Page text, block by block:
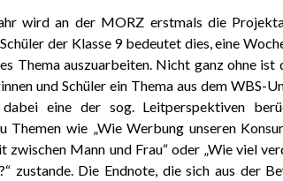
wird an der MORZ erstmals die
der Klasse 9 bedeutet dies, eine
Thema auszuarbeiten. Nicht ganz ohne
und Schüler ein Thema aus dem WBS-
eine der sog. Leitperspektiven
Themen wie „Wie Werbung unseren
zwischen Mann und Frau“ oder „Wie viel
zustande. Die Endnote, die sich aus der